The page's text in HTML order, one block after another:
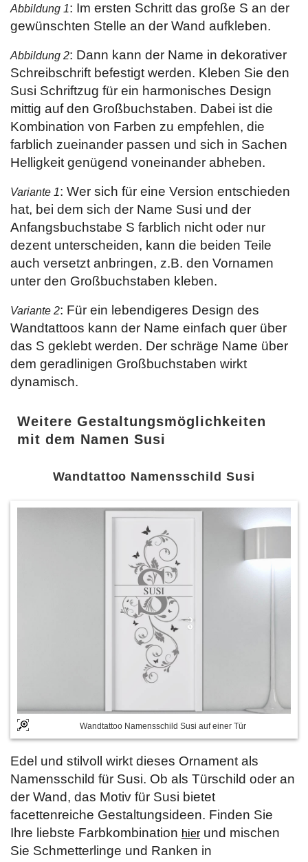
Abbildung 1: Im ersten Schritt das große S an der
gewünschten Stelle an der Wand aufkleben.
Abbildung 2: Dann kann der Name in dekorativer
Schreibschrift befestigt werden. Kleben Sie den
Susi Schriftzug für ein harmonisches Design
mittig auf den Großbuchstaben. Dabei ist die
Kombination von Farben zu empfehlen, die
farblich zueinander passen und sich in Sachen
Helligkeit genügend voneinander abheben.
Variante 1: Wer sich für eine Version entschieden
hat, bei dem sich der Name Susi und der
Anfangsbuchstabe S farblich nicht oder nur
dezent unterscheiden, kann die beiden Teile
auch versetzt anbringen, z.B. den Vornamen
unter den Großbuchstaben kleben.
Variante 2: Für ein lebendigeres Design des
Wandtattoos kann der Name einfach quer über
das S geklebt werden. Der schräge Name über
dem geradlinigen Großbuchstaben wirkt
dynamisch.
Weitere Gestaltungsmöglichkeiten
mit dem Namen Susi
Wandtattoo Namensschild Susi
Wandtattoo Namensschild Susi auf einer Tür
Edel und stilvoll wirkt dieses Ornament als
Namensschild für Susi. Ob als Türschild oder an
der Wand, das Motiv für Susi bietet
facettenreiche Gestaltungsideen. Finden Sie
Ihre liebste Farbkombination hier und mischen
Sie Schmetterlinge und Ranken in